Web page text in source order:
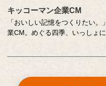
キッコーマン企業CM
「おいしい記憶をつくりたい
業CM。めぐる四季、いっしょ